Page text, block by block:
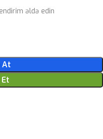
əldə edin
At